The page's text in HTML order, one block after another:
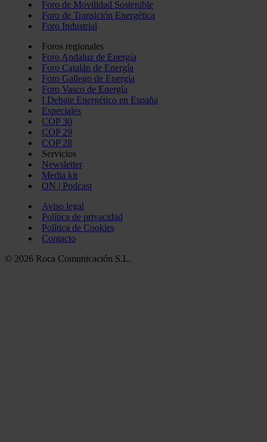
Foro de Movilidad Sostenible
Foro de Transición Energética
Foro Industrial
Foros regionales
Foro Andaluz de Energía
Foro Catalán de Energía
Foro Gallego de Energía
Foro Vasco de Energía
I Debate Energético en España
Especiales
COP 30
COP 29
COP 28
Servicios
Newsletter
Media kit
ON | Podcast
Aviso legal
Política de privacidad
Política de Cookies
Contacto
© 2026 Roca Comunicación S.L.